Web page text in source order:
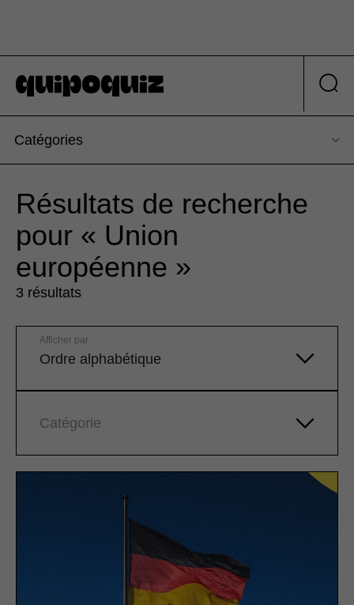
Catégories
Résultats de recherche
pour « Union
européenne »
3 résultats
Ordre alphabétique
Afficher par
Catégorie